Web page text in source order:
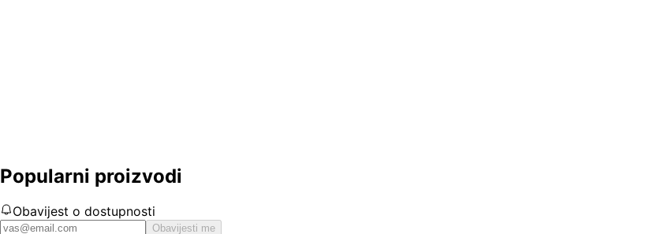
Popularni proizvodi
Obavijest o dostupnosti
Obavijesti me